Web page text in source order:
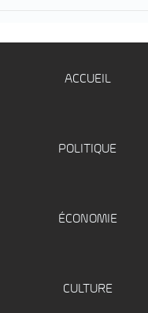
ACCUEIL
POLITIQUE
ÉCONOMIE
CULTURE